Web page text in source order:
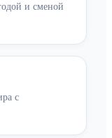
и сменой
с